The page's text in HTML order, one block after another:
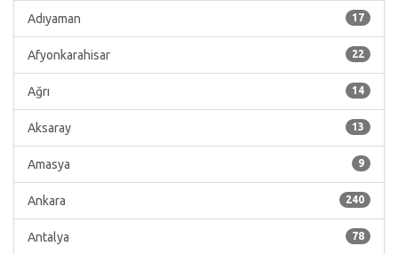
17
Adıyaman
22
Afyonkarahisar
14
Ağrı
13
Aksaray
9
Amasya
240
Ankara
78
Antalya